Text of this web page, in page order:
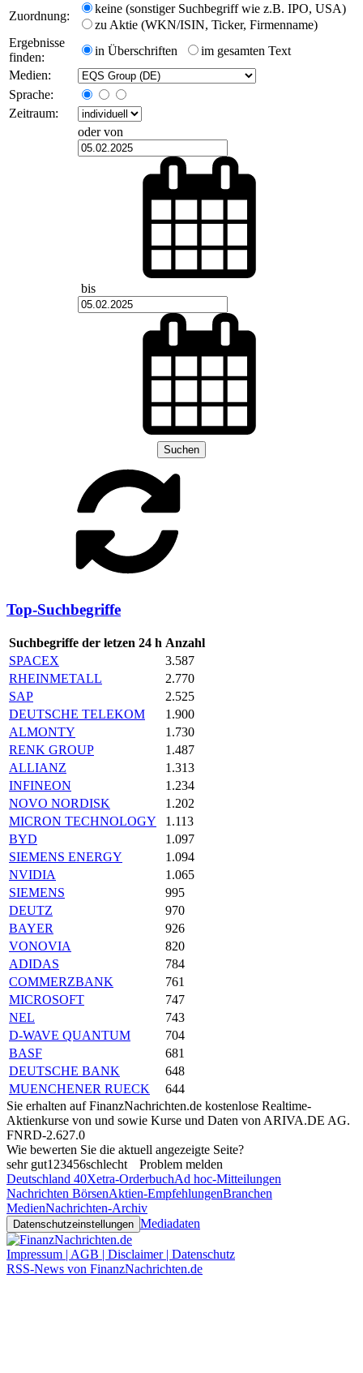
Zuordnung:
keine (sonstiger Suchbegriff wie z.B. IPO, USA)
zu Aktie (WKN/ISIN, Ticker, Firmenname)
Ergebnisse
finden:
in Überschriften
im gesamten Text
Medien:
Sprache:
Zeitraum:
oder von
bis
Suchen
Top-Suchbegriffe
Suchbegriffe der letzen 24 h Anzahl
SPACEX
3.587
RHEINMETALL
2.770
SAP
2.525
DEUTSCHE TELEKOM
1.900
ALMONTY
1.730
RENK GROUP
1.487
ALLIANZ
1.313
INFINEON
1.234
NOVO NORDISK
1.202
MICRON TECHNOLOGY
1.113
BYD
1.097
SIEMENS ENERGY
1.094
NVIDIA
1.065
SIEMENS
995
DEUTZ
970
BAYER
926
VONOVIA
820
ADIDAS
784
COMMERZBANK
761
MICROSOFT
747
NEL
743
D-WAVE QUANTUM
704
BASF
681
DEUTSCHE BANK
648
MUENCHENER RUECK
644
Sie erhalten auf FinanzNachrichten.de kostenlose Realtime-
Aktienkurse von und sowie Kurse und Daten von ARIVA.DE AG.
FNRD-2.627.0
Wie bewerten Sie die aktuell angezeigte Seite?
sehr gut1 23456schlecht
Problem melden
Deutschland 40Xetra-OrderbuchAd hoc-Mitteilungen
Nachrichten BörsenAktien-EmpfehlungenBranchen
MedienNachrichten-Archiv
Datenschutzeinstellungen Mediadaten
Impressum | AGB | Disclaimer | Datenschutz
RSS-News von FinanzNachrichten.de